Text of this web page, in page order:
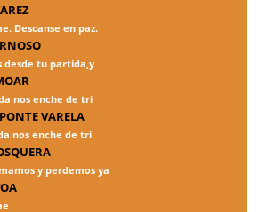
Descanse en paz.
desde tu partida,y
nos enche de tri
VARELA
nos enche de tri
y perdemos ya